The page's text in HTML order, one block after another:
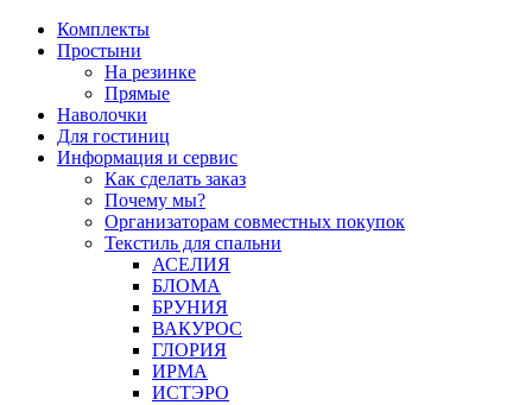
Перейти
содержимому
Комплекты
Простыни
На резинке
Прямые
Наволочки
Для гостиниц
Информация и сервис
Как сделать заказ
Почему мы?
Организаторам совместных покупок
Текстиль для спальни
АСЕЛИЯ
БЛОМА
БРУНИЯ
ВАКУРОС
ГЛОРИЯ
ИРМА
ИСТЭРО